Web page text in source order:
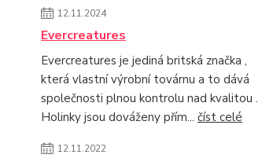
12.11.2024
Evercreatures
Evercreatures je jediná britská značka ,
která vlastní výrobní továrnu a to dává
společnosti plnou kontrolu nad kvalitou .
Holinky jsou dováženy přím... číst celé
12.11.2022